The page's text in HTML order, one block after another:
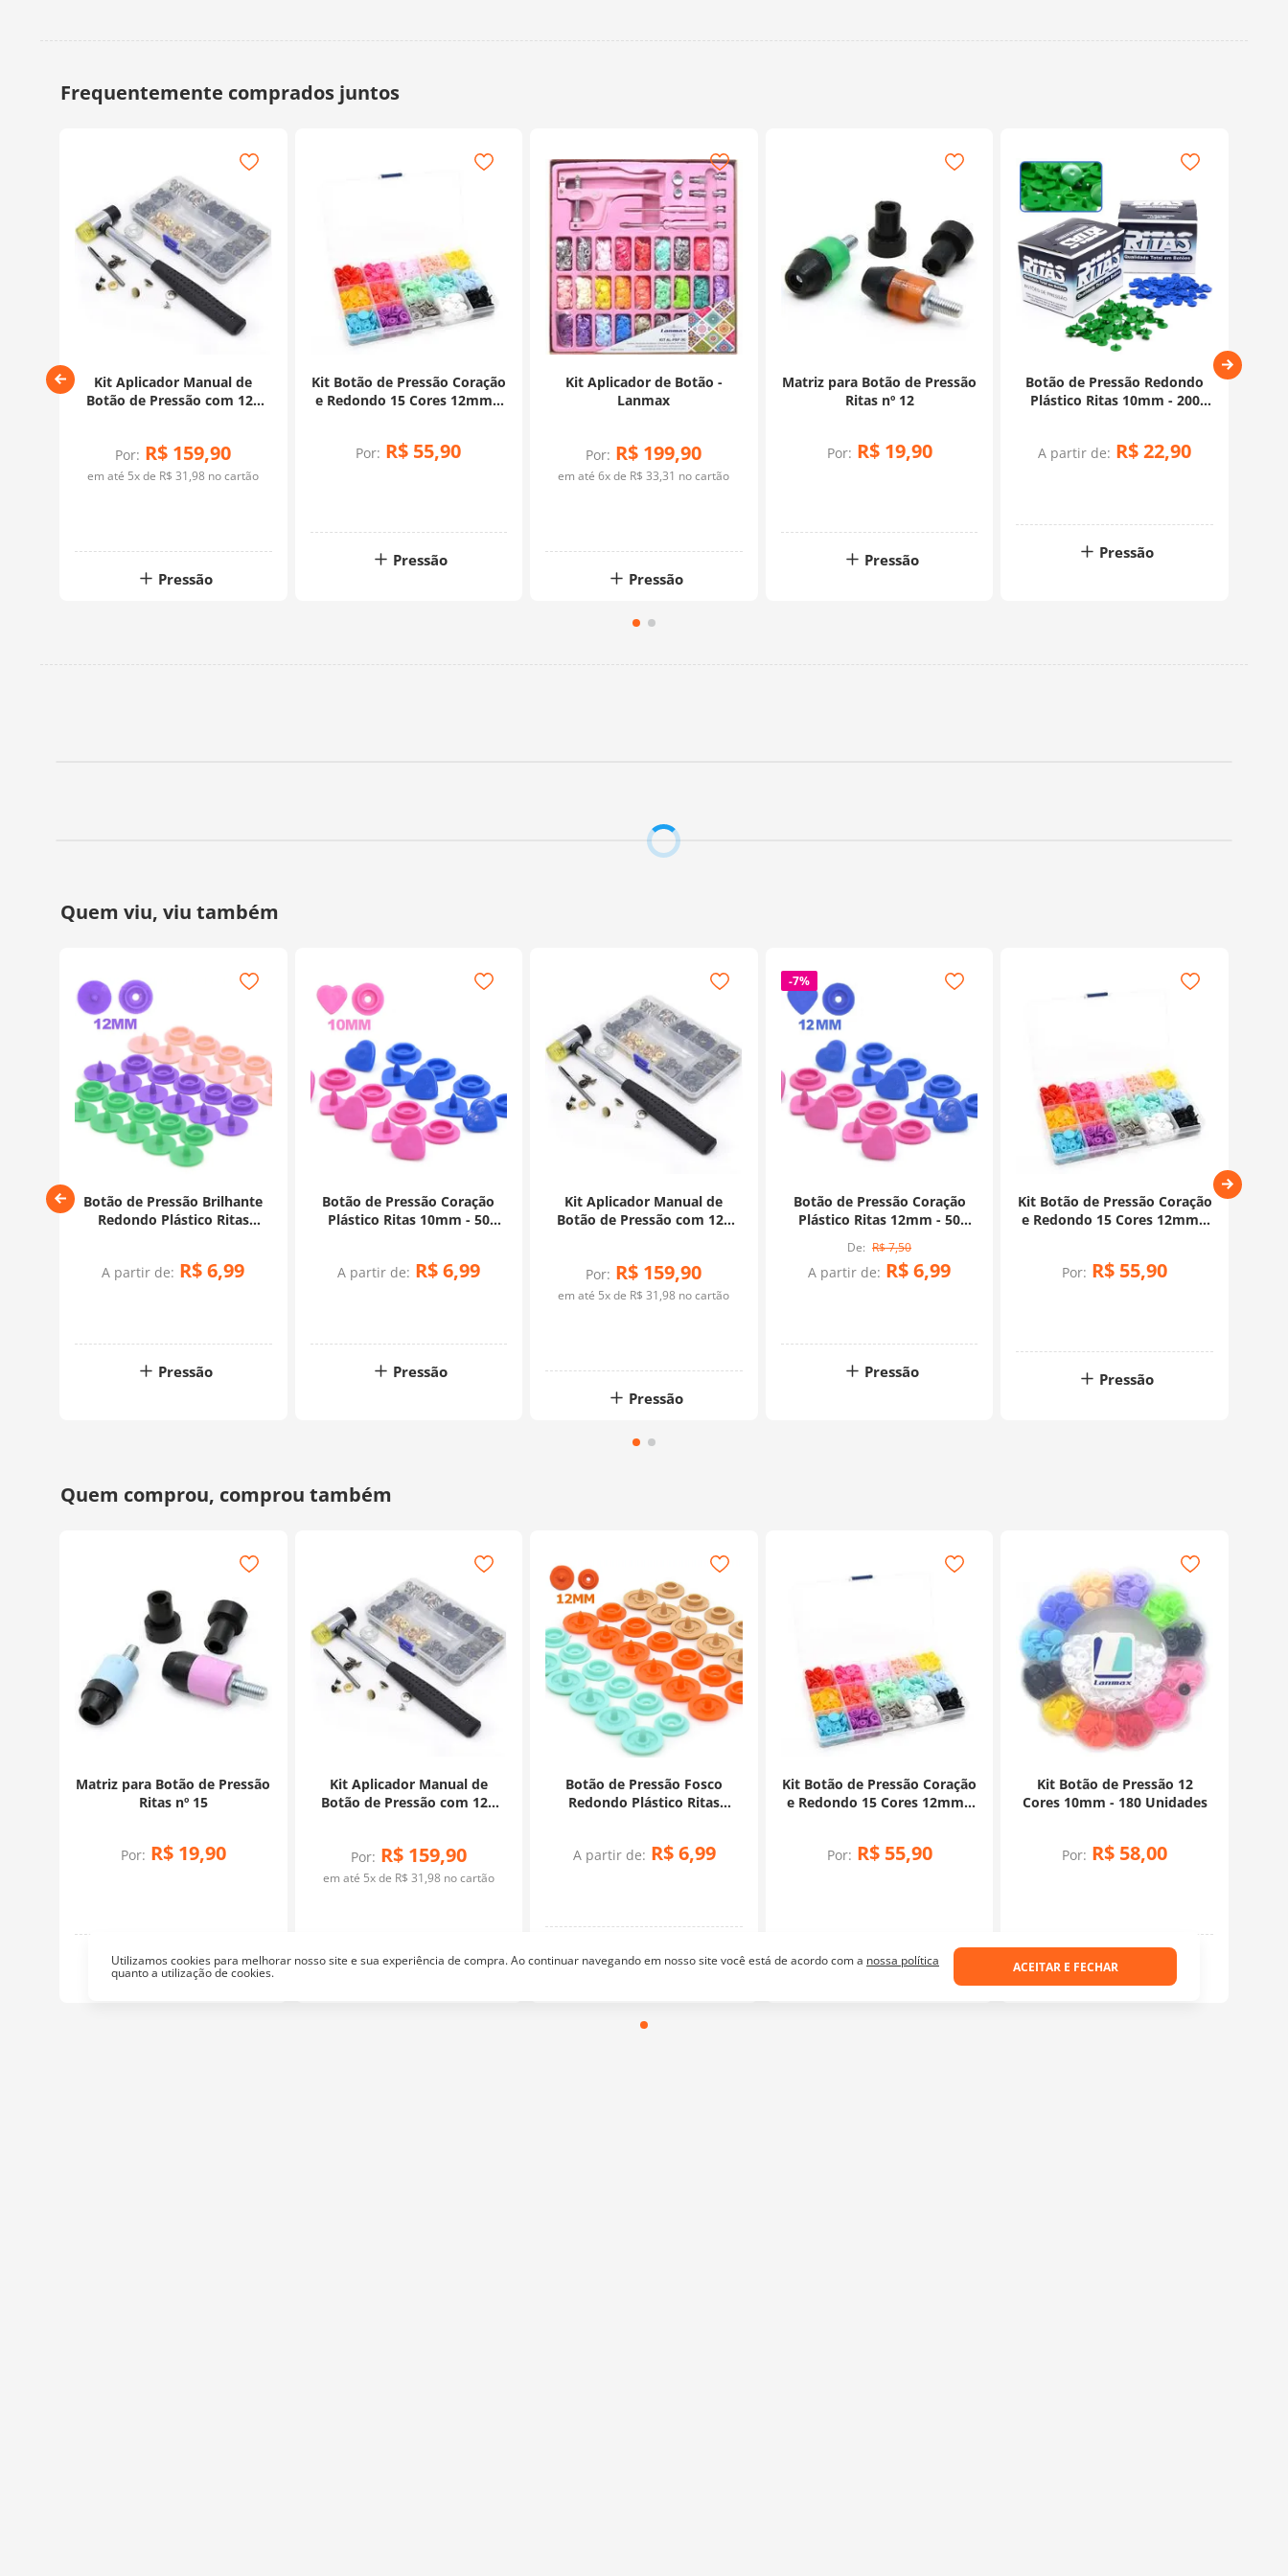
Utilizamos cookies para melhorar nosso site e sua experiência de compra. Ao continuar navegando em nosso site você está de acordo com a nossa política
quanto a utilização de cookies. ACEITAR E FECHAR
Kit Aplicador Manual de
Botão de Pressão com 120
Por: R$ 159,90
em até 5x de R$ 31,98 no cartão
Pressão
Kit Botão de Pressão Coração
e Redondo 15 Cores 12mm -
Por: R$ 55,90
Pressão
Kit Aplicador de Botão -
Lanmax
Por: R$ 199,90
em até6x de R$ 33,31 no cartão
Pressão
Matriz para Botão de Pressão
Ritas nº 12
Por: R$ 19,90
Pressão
Botão de Pressão Redondo
Plástico Ritas 10mm - 200
A partir de: R$22,90
Pressão
Botão de Pressão Brilhante
Redondo Plástico Ritas
A partir de: R$6,99
Pressão
Botão de Pressão Coração
Plástico Ritas 10mm - 50
A partir de: R$6,99
Pressão
Kit Aplicador Manual de
Botão de Pressão com 120
Por: R$ 159,90
em até 5x de R$ 31,98 no cartão
Pressão
-7%
Botão de Pressão Coração
Plástico Ritas 12mm - 50
R$7,50
A partir de: R$6,99
Pressão
Kit Botão de Pressão Coração
e Redondo 15 Cores 12mm -
Por: R$ 55,90
Pressão
Matriz para Botão de Pressão
Ritas nº 15
Por: R$ 19,90
Pressão
Kit Aplicador Manual de
Botão de Pressão com 120
Por: R$ 159,90
em até 5x de R$ 31,98no cartão
Botão de Pressão Fosco
Redondo Plástico Ritas
A partir de: R$ 6,99
Pressão
Kit Botão de Pressão Coração
e Redondo 15 Cores 12mm -
Por: R$ 55,90
Pressão
Kit Botão de Pressão 12
Cores 10mm - 180 Unidades
Por: R$ 58,00
Pressão